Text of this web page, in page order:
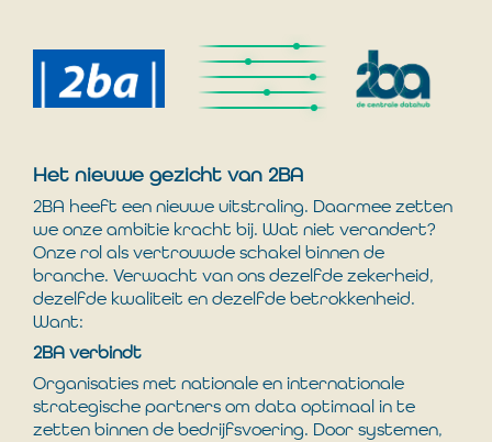
Het nieuwe gezicht van 2BA
2BA heeft een nieuwe uitstraling. Daarmee zetten
we onze ambitie kracht bij. Wat niet verandert?
Onze rol als vertrouwde schakel binnen de
branche. Verwacht van ons dezelfde zekerheid,
dezelfde kwaliteit en dezelfde betrokkenheid.
Want:
2BA verbindt
Organisaties met nationale en internationale
strategische partners om data optimaal in te
zetten binnen de bedrijfsvoering. Door systemen,